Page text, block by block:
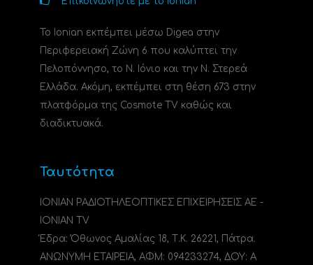
Το Ionian εκπέμπει μέσω Digea στην
Περιφερειακή Ζώνη 6 που καλύπτει την
Πελοπόννησο, το N. Ιόνιο και την Ν. Στερεά
Ελλάδα. Ακόμη, εκπέμπει στη θέση 673 στην
πλατφόρμα της Cosmote TV καθώς και
διαδικτυακά.
Ταυτότητα
ΙΟΝΙΑΝ ΡΑΔΙΟΤΗΛΕΟΠΤΙΚΕΣ ΕΠΙΧΕΙΡΗΣΕΙΣ ΑΕ -
IONIAN TV
Έδρα: Όθωνος Αμαλίας 18, Τ.Κ. 26221, Πάτρα.
ΑΝΩΝΥΜΗ ΕΤΑΙΡΕΙΑ, ΑΦΜ: 094233274, ΔΟΥ: A